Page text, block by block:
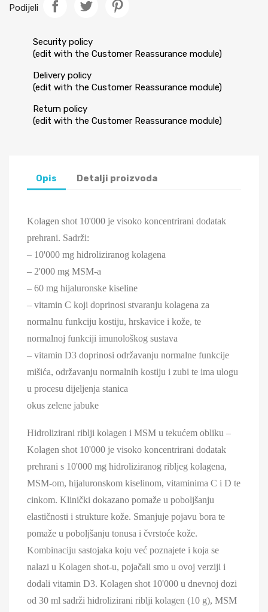
Podijeli
Security policy
(edit with the Customer Reassurance module)
Delivery policy
(edit with the Customer Reassurance module)
Return policy
(edit with the Customer Reassurance module)
Opis Detalji proizvoda
Kolagen shot 10'000 je visoko koncentrirani dodatak
prehrani. Sadrži:
– 10'000 mg hidroliziranog kolagena
– 2'000 mg MSM-a
– 60 mg hijaluronske kiseline
– vitamin C koji doprinosi stvaranju kolagena za
normalnu funkciju kostiju, hrskavice i kože, te
normalnoj funkciji imunološkog sustava
– vitamin D3 doprinosi održavanju normalne funkcije
mišića, održavanju normalnih kostiju i zubi te ima ulogu
u procesu dijeljenja stanica
okus zelene jabuke
Hidrolizirani riblji kolagen i MSM u tekućem obliku –
Kolagen shot 10'000 je visoko koncentrirani dodatak
prehrani s 10'000 mg hidroliziranog ribljeg kolagena,
MSM-om, hijaluronskom kiselinom, vitaminima C i D te
cinkom. Klinički dokazano pomaže u poboljšanju
elastičnosti i strukture kože. Smanjuje pojavu bora te
pomaže u poboljšanju tonusa i čvrstoće kože.
Kombinaciju sastojaka koju već poznajete i koja se
nalazi u Kolagen shot-u, pojačali smo u ovoj verziji i
dodali vitamin D3. Kolagen shot 10'000 u dnevnoj dozi
od 30 ml sadrži hidrolizirani riblji kolagen (10 g), MSM